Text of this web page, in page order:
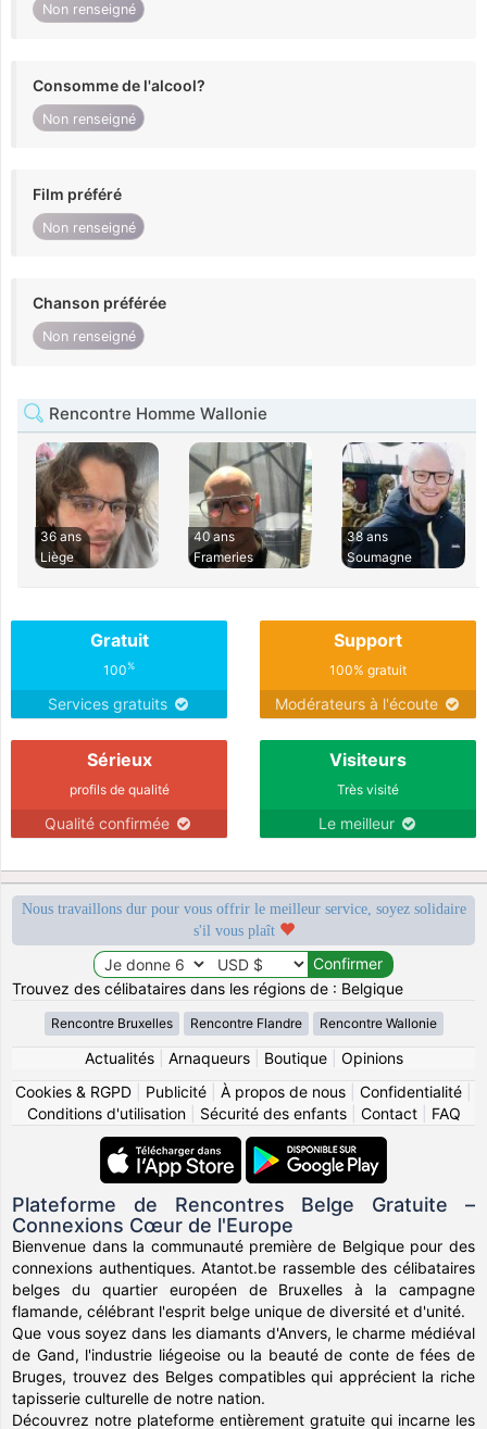
Non renseigné
Consomme de l'alcool?
Non renseigné
Film préféré
Non renseigné
Chanson préférée
Non renseigné
Rencontre Homme Wallonie
36 ans
Liège
40 ans
Frameries
38 ans
Soumagne
Gratuit
100%
Services gratuits
Support
100% gratuit
Modérateurs à l'écoute
Sérieux
profils de qualité
Qualité confirmée
Visiteurs
Très visité
Le meilleur
Nous travaillons dur pour vous offrir le meilleur service, soyez solidaire
s'il vous plaît
Trouvez des célibataires dans les régions de : Belgique
Rencontre Bruxelles Rencontre Flandre Rencontre Wallonie
Actualités| Arnaqueurs| Boutique| Opinions
Cookies & RGPD
Publicité À propos de nous Confidentialité
Conditions d'utilisation| Sécurité des enfants| Contact| FAQ
Plateforme de Rencontres Belge Gratuite –
Connexions Cœur de l'Europe
Bienvenue dans la communauté première de Belgique pour des
connexions authentiques. Atantot.be rassemble des célibataires
belges du quartier européen de Bruxelles à la campagne
flamande, célébrant l'esprit belge unique de diversité et d'unité.
Que vous soyez dans les diamants d'Anvers, le charme médiéval
de Gand, l'industrie liégeoise ou la beauté de conte de fées de
Bruges, trouvez des Belges compatibles qui apprécient la riche
tapisserie culturelle de notre nation.
Découvrez notre plateforme entièrement gratuite qui incarne les